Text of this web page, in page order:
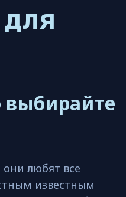
любят все
известным